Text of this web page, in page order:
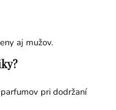
aj mužov.
pri dodržaní